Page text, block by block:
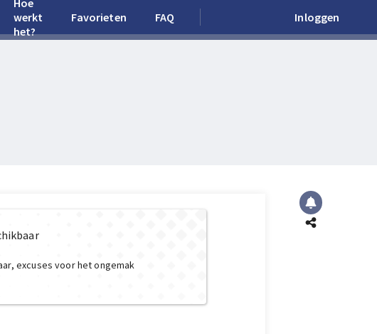
Hoe
werkt
het?
Favorieten FAQ Inloggen
excuses voor het ongemak